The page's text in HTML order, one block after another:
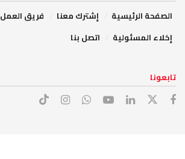
الصفحة الرئيسية
إشترك معنا
فريق العمل
إخلاء المسئولية
اتصل بنا
تابعونا